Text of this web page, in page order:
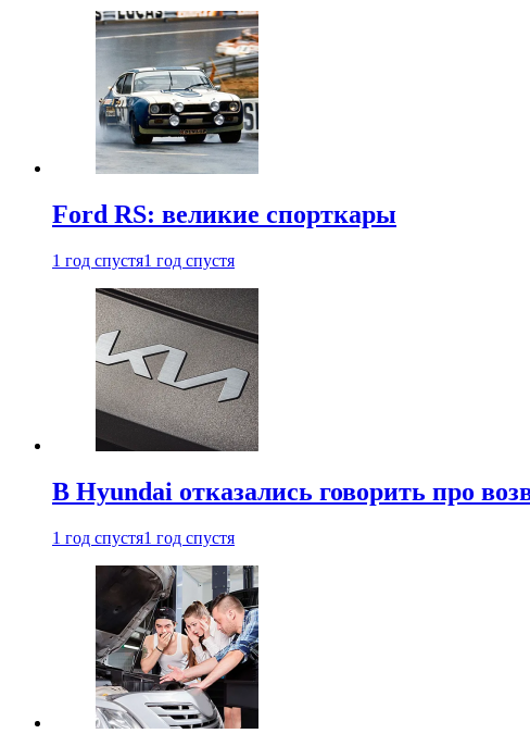
Ford RS: великие спорткары
1 год спустя1 год спустя
В Hyundai отказались говорить про
1 год спустя1 год спустя